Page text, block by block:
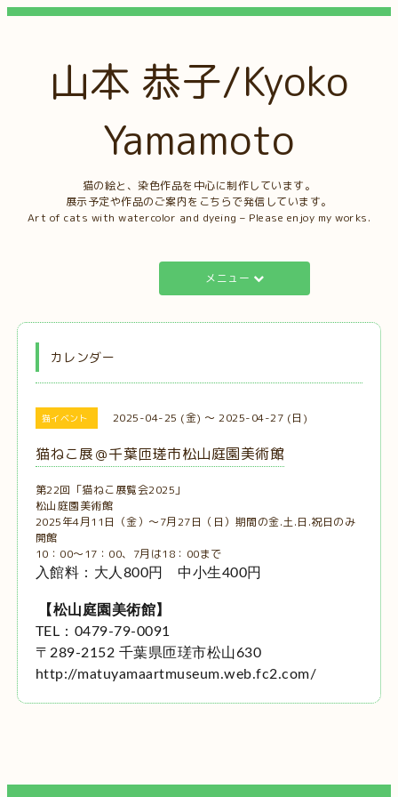
山本 恭子/Kyoko
Yamamoto
猫の絵と、染色作品を中心に制作しています。
展示予定や作品のご案内をこちらで発信しています。
Art of cats with watercolor and dyeing – Please enjoy my works.
メニュー
カレンダー
猫イベント 2025-04-25 (金) ～ 2025-04-27 (日)
猫ねこ展＠千葉匝瑳市松山庭園美術館
第22回「猫ねこ展覧会2025」
松山庭園美術館
2025年4月11日（金）～7月27日（日）期間の金.土.日.祝日のみ
開館
10：00～17：00、7月は18：00まで
入館料：大人800円 中小生400円
【松山庭園美術館】
TEL：0479-79-0091
〒289-2152 千葉県匝瑳市松山630
http://matuyamaartmuseum.web.fc2.com/